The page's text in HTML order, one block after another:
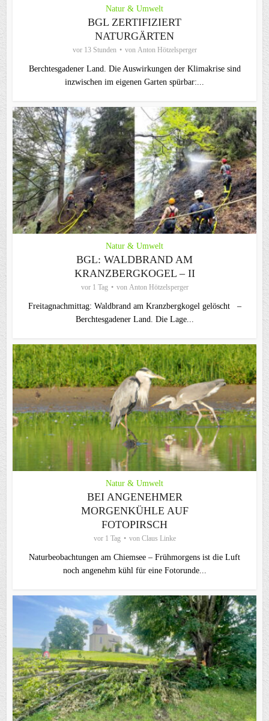
Natur & Umwelt
BGL ZERTIFIZIERT
NATURGÄRTEN
vor 13 Stunden von Anton Hötzelsperger
Berchtesgadener Land. Die Auswirkungen der Klimakrise sind
inzwischen im eigenen Garten spürbar:...
Natur & Umwelt
BGL: WALDBRAND AM
KRANZBERGKOGEL – II
vor 1 Tag von Anton Hötzelsperger
Freitagnachmittag: Waldbrand am Kranzbergkogel gelöscht –
Berchtesgadener Land. Die Lage...
Natur & Umwelt
BEI ANGENEHMER
MORGENKÜHLE AUF
FOTOPIRSCH
vor 1 Tag von Claus Linke
Naturbeobachtungen am Chiemsee – Frühmorgens ist die Luft
noch angenehm kühl für eine Fotorunde...